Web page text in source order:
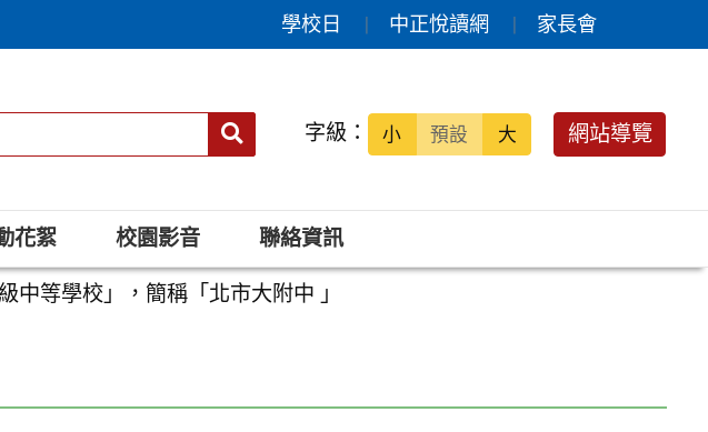
學校日 中正悅讀網 家長會
送出 字級： 小 預設 大 網站導覽
花絮 校園影音 聯絡資訊
等學校」，簡稱「北市大附中 」